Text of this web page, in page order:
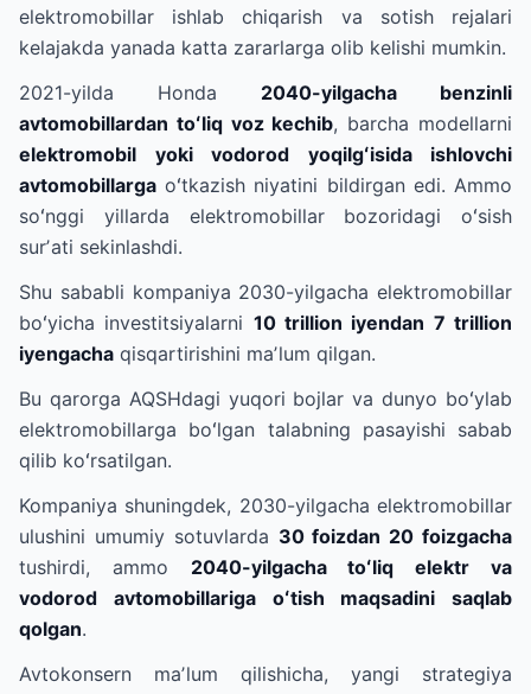
elektromobillar ishlab chiqarish va sotish rejalari
kelajakda yanada katta zararlarga olib kelishi mumkin.
2021-yilda Honda 2040-yilgacha benzinli
avtomobillardan toʻliq voz kechib, barcha modellarni
elektromobil yoki vodorod yoqilgʻisida ishlovchi
avtomobillarga oʻtkazish niyatini bildirgan edi. Ammo
soʻnggi yillarda elektromobillar bozoridagi oʻsish
surʼati sekinlashdi.
Shu sababli kompaniya 2030-yilgacha elektromobillar
boʻyicha investitsiyalarni 10 trillion iyendan 7 trillion
iyengacha qisqartirishini maʼlum qilgan.
Bu qarorga AQSHdagi yuqori bojlar va dunyo boʻylab
elektromobillarga boʻlgan talabning pasayishi sabab
qilib koʻrsatilgan.
Kompaniya shuningdek, 2030-yilgacha elektromobillar
ulushini umumiy sotuvlarda 30 foizdan 20 foizgacha
tushirdi, ammo 2040-yilgacha toʻliq elektr va
vodorod avtomobillariga oʻtish maqsadini saqlab
qolgan.
Avtokonsern maʼlum qilishicha, yangi strategiya